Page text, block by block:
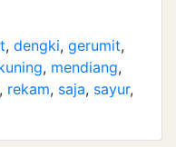
, dengki, gerumit,
, mendiang,
, rekam, saja, sayur,